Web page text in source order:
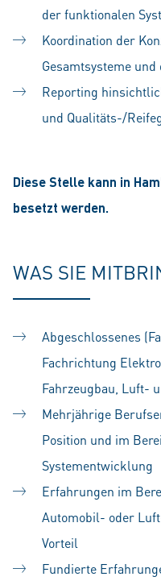
der funktionalen
Koordination der
Gesamtsysteme
Reporting
und Qualitäts-/
Diese Stelle kann in
besetzt werden.
WAS SIE
Abgeschlossenes
Fachrichtung
Fahrzeugbau, Luft-
Mehrjährige
Position und im
Systementwicklung
Erfahrungen im
Automobil- oder
Vorteil
Fundierte